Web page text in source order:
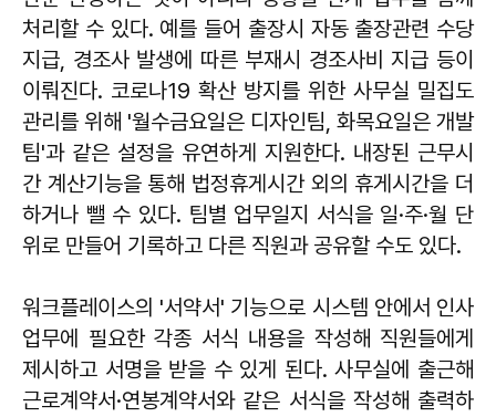
처리할 수 있다. 예를 들어 출장시 자동 출장관련 수당
지급, 경조사 발생에 따른 부재시 경조사비 지급 등이
이뤄진다. 코로나19 확산 방지를 위한 사무실 밀집도
관리를 위해 '월수금요일은 디자인팀, 화목요일은 개발
팀'과 같은 설정을 유연하게 지원한다. 내장된 근무시
간 계산기능을 통해 법정휴게시간 외의 휴게시간을 더
하거나 뺄 수 있다. 팀별 업무일지 서식을 일·주·월 단
위로 만들어 기록하고 다른 직원과 공유할 수도 있다.
워크플레이스의 '서약서' 기능으로 시스템 안에서 인사
업무에 필요한 각종 서식 내용을 작성해 직원들에게
제시하고 서명을 받을 수 있게 된다. 사무실에 출근해
근로계약서·연봉계약서와 같은 서식을 작성해 출력하